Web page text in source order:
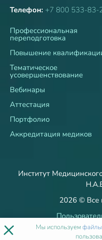
Телефон: +7 800 533-83-
Профессиональная
переподготовка
Повышение
Тематическое
усовершенствование
Вебинары
Аттестация
Портфолио
Аккредитация медиков
Институт
2026 © Все
Политика об обработке
× Мы используем